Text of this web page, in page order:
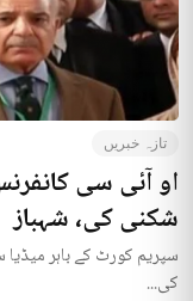
تازہ خبریں
او آئی سی
شکنی کی، شہباز
سپریم کورٹ کے باہر
کی...